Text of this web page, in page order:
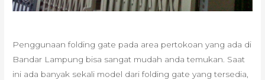
Penggunaan folding gate pada area pertokoan yang ada di
Bandar Lampung bisa sangat mudah anda temukan. Saat
ini ada banyak sekali model dari folding gate yang tersedia,